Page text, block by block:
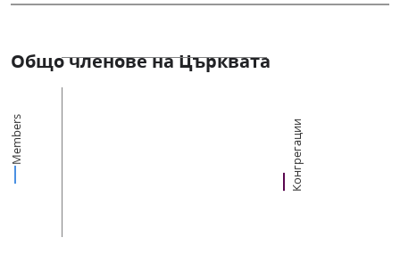
Общо членове на Църквата
Members Конгрегации